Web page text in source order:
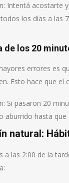
Intentá acostarte
los días a las
de los 20
errores es
Esto hace que
Si pasaron 20
aburrido hasta que
natural:
a las 2:00 de la